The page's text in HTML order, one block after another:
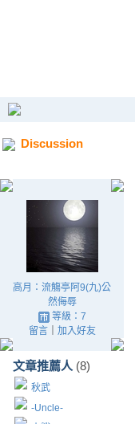
Discussion
高月：流觴亭阿9(九)公
然侮辱
等級：7
留言｜ 加入好友
文章推薦人 (8)
秋武
-Uncle-